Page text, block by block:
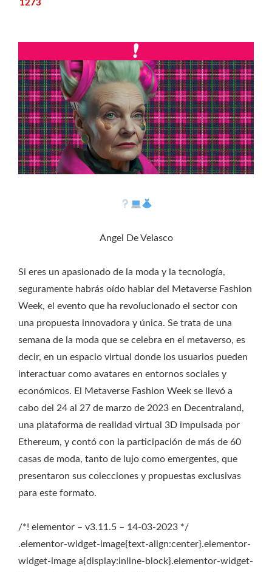
1273
Angel De Velasco
Si eres un apasionado de la moda y la tecnología,
seguramente habrás oído hablar del Metaverse Fashion
Week, el evento que ha revolucionado el sector con
una propuesta innovadora y única. Se trata de una
semana de la moda que se celebra en el metaverso, es
decir, en un espacio virtual donde los usuarios pueden
interactuar como avatares en entornos sociales y
económicos. El Metaverse Fashion Week se llevó a
cabo del 24 al 27 de marzo de 2023 en Decentraland,
una plataforma de realidad virtual 3D impulsada por
Ethereum, y contó con la participación de más de 60
casas de moda, tanto de lujo como emergentes, que
presentaron sus colecciones y propuestas exclusivas
para este formato.
/*! elementor – v3.11.5 – 14-03-2023 */
.elementor-widget-image{text-align:center}.elementor-
widget-image a{display:inline-block}.elementor-widget-